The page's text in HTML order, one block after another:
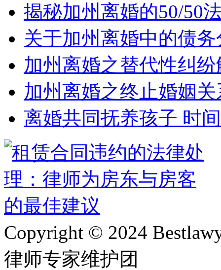
揭秘加州离婚的50/50
关于加州离婚中的债
加州离婚之替代性纠
加州离婚之终止婚姻关
离婚共同抚养孩子 时
Copyright © 2024
律师专家维护团